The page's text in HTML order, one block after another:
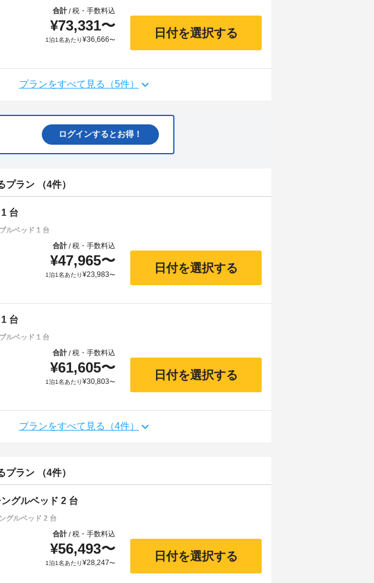
合計/税・手数料込
¥73,331〜
1泊1名あたり¥36,666〜
日付を選択する
プランをすべて見る（5件）
ログインするとお得！
プラン （4件）
台
ルベッド 1 台
合計/税・手数料込
¥47,965〜
1泊1名あたり¥23,983〜
日付を選択する
台
ルベッド 1 台
合計/税・手数料込
¥61,605〜
1泊1名あたり¥30,803〜
日付を選択する
プランをすべて見る（4件）
プラン （4件）
グルベッド 2 台
グルベッド 2 台
合計/税・手数料込
¥56,493〜
1泊1名あたり¥28,247〜
日付を選択する